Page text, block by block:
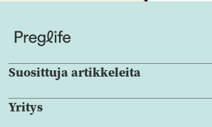
Suosittuja artikkeleita
Yritys